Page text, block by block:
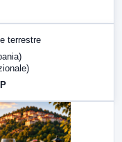
LabNews (replica)
terrestre